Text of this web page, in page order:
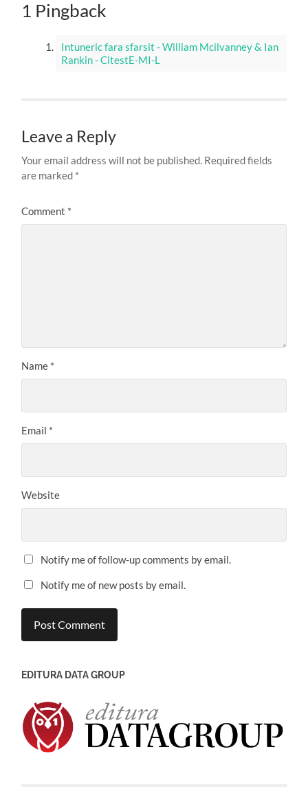
1 Pingback
Intuneric fara sfarsit - William Mcilvanney & Ian
Rankin - CitestE-MI-L
Leave a Reply
Your email address will not be published. Required fields
are marked *
Comment *
Name *
Email *
Website
Notify me of follow-up comments by email.
Notify me of new posts by email.
EDITURA DATA GROUP